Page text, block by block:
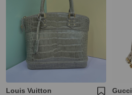
Louis Vuitton Gucci